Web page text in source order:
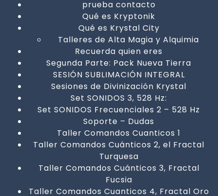
prueba contacto
Qué es Kryptonik
Qué es Krystal City
Talleres de Alta Magia y Alquimia
Recuerda quien eres
Segunda Parte: Pack Nueva Tierra
SESIÓN SUBLIMACIÓN INTEGRAL
Sesiones de Divinización Krystal
Set SONIDOS 3, 528 Hz:
Set SONIDOS Frecuenciales 2 – 528 Hz
Soporte – Dudas
Taller Comandos Cuanticos 1
Taller Comandos Cuánticos 2, el Fractal
Turquesa
Taller Comandos Cuánticos 3, Fractal
Fucsia
Taller Comandos Cuanticos 4, Fractal Oro